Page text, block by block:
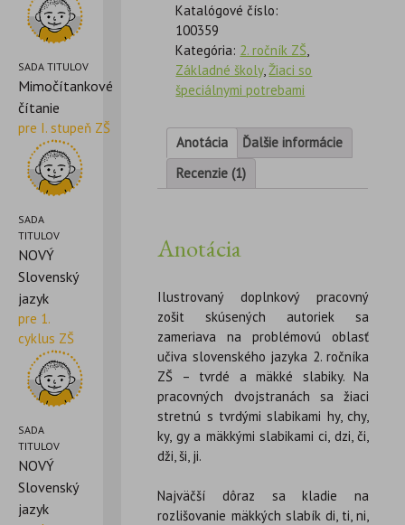
SADA TITULOV
Mimočítankové
čítanie
pre I. stupeň ZŠ
SADA
TITULOV
NOVÝ
Slovenský
jazyk
pre 1.
cyklus ZŠ
SADA
TITULOV
NOVÝ
Slovenský
jazyk
Katalógové číslo:
100359
Kategória: 2. ročník ZŠ
Základné školy,Žiaci so
špeciálnymi potrebami
Anotácia
Ďalšie informácie
Recenzie (1)
Anotácia
Ilustrovaný doplnkový pracovný
zošit skúsených autoriek sa
zameriava na problémovú oblasť
učiva slovenského jazyka 2. ročníka
ZŠ – tvrdé a mäkké slabiky. Na
pracovných dvojstranách sa žiaci
stretnú s tvrdými slabikami hy, chy,
ky, gy a mäkkými slabikami ci, dzi, či,
dži, ši, ji.
Najväčší dôraz sa kladie na
rozlišovanie mäkkých slabík di, ti, ni,